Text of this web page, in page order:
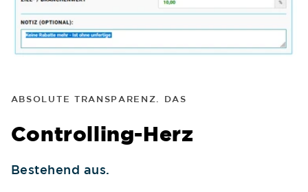
ABSOLUTE TRANSPARENZ. DAS
Controlling-Herz
Bestehend aus.